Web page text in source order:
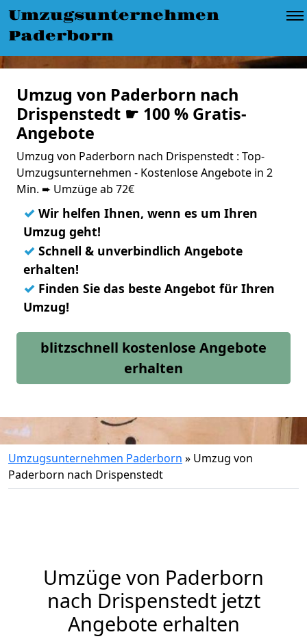
Umzugsunternehmen
Paderborn
Umzug von Paderborn nach
Drispenstedt ☛ 100 % Gratis-
Angebote
Umzug von Paderborn nach Drispenstedt : Top-
Umzugsunternehmen - Kostenlose Angebote in 2
Min. ➨ Umzüge ab 72€
✓ Wir helfen Ihnen, wenn es um Ihren
Umzug geht!
✓ Schnell & unverbindlich Angebote
erhalten!
✓ Finden Sie das beste Angebot für Ihren
Umzug!
blitzschnell kostenlose Angebote
erhalten
Umzugsunternehmen Paderborn » Umzug von
Paderborn nach Drispenstedt
Umzüge von Paderborn
nach Drispenstedt jetzt
Angebote erhalten